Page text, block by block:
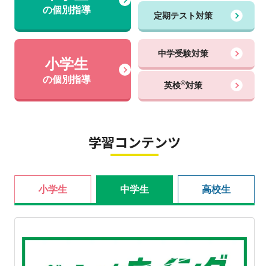
の個別指導
定期テスト対策
小学生
の個別指導
中学受験対策
英検®対策
学習コンテンツ
小学生 中学生 高校生